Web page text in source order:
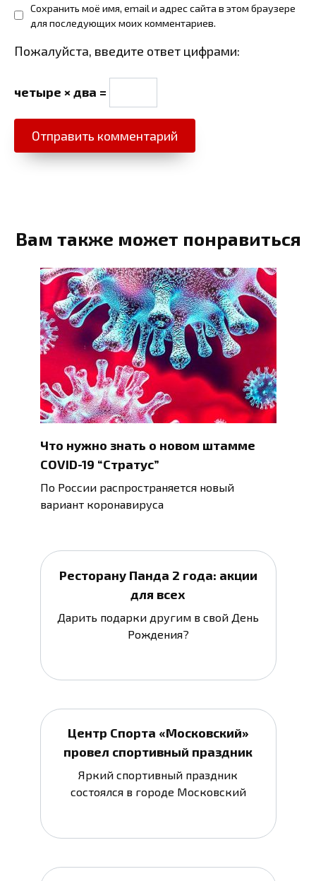
Сохранить моё имя, email и адрес сайта в этом браузере
для последующих моих комментариев.
Пожалуйста, введите ответ цифрами:
четыре × два =
Вам также может понравиться
Что нужно знать о новом штамме
COVID-19 “Стратус”
По России распространяется новый
вариант коронавируса
Ресторану Панда 2 года: акции
для всех
Дарить подарки другим в свой День
Рождения?
Центр Спорта «Московский»
провел спортивный праздник
Яркий спортивный праздник
состоялся в городе Московский